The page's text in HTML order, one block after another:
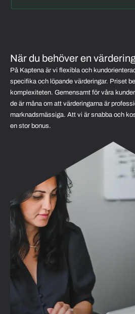
När du behöver en
På Kaptena är vi flexibla och
specifika och löpande värderingar. Priset
komplexiteten. Gemensamt för våra
de är måna om att värderingarna är
marknadsmässiga. Att vi är snabba och
en stor bonus.